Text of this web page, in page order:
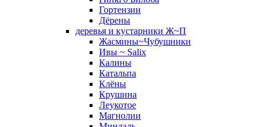
Гортензии
Дёрены
деревья и кустарники Ж~П
Жасмины~Чубушники
Ивы ~ Salix
Калины
Катальпа
Клёны
Крушина
Леукотое
Магнолии